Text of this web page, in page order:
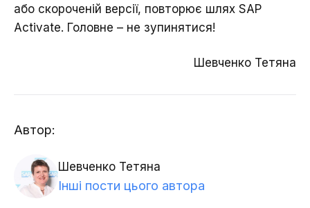
або скороченій версії, повторює шлях SAP
Activate. Головне – не зупинятися!
Шевченко Тетяна
Автор:
Шевченко Тетяна
Інші пости цього автора